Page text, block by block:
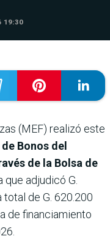
19:30
(MEF) realizó este
Bonos del
de la Bolsa de
que adjudicó G.
de G. 620.200
de financiamiento